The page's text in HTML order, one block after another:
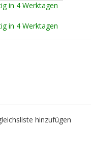
in 4 Werktagen
in 4 Werktagen
hinzufügen